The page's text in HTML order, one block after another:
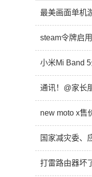
最美画面单机
steam令牌启
小米Mi Band
通讯！@家长
new moto x售
国家减灾委、
打雷路由器坏